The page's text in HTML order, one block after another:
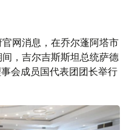
官网消息，在乔尔蓬阿塔市
，吉尔吉斯斯坦总统萨德
会成员国代表团团长举行